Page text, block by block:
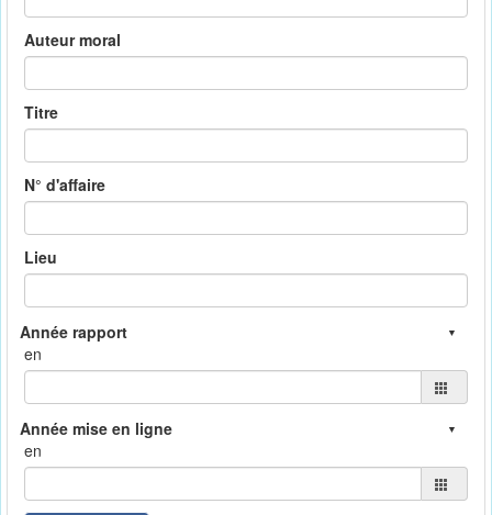
Auteur moral
Titre
N° d'affaire
Lieu
en
en